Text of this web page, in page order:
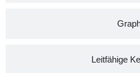
Leitfähige